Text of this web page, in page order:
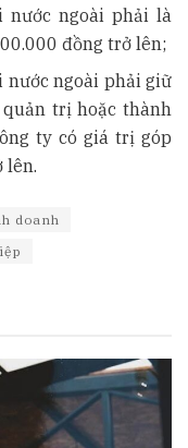
nước ngoài phải là
đồng trở lên;
nước ngoài phải giữ
trị hoặc thành
ty có giá trị góp
lên.
doanh